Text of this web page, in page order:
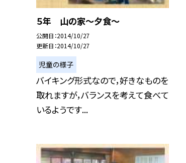
５年 山の家〜夕食〜
公開日 2014/10/27
更新日 2014/10/27
児童の様子
バイキング形式なので，好きなものを
取れますが，バランスを考えて食べて
いるようです...